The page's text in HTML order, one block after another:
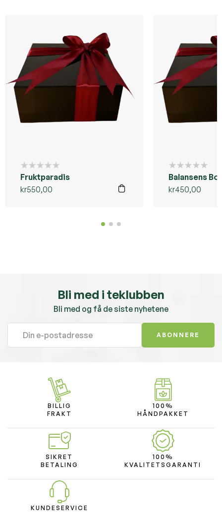
Fruktparadis
kr550,00
Balansens
kr450,00
Bli med i teklubben
Bli med og få de siste nyhetene
ABONNERE
BILLIG
FRAKT
100%
HÅNDPAKKET
SIKRET
BETALING
100%
KVALITETSGARANTI
KUNDESERVICE